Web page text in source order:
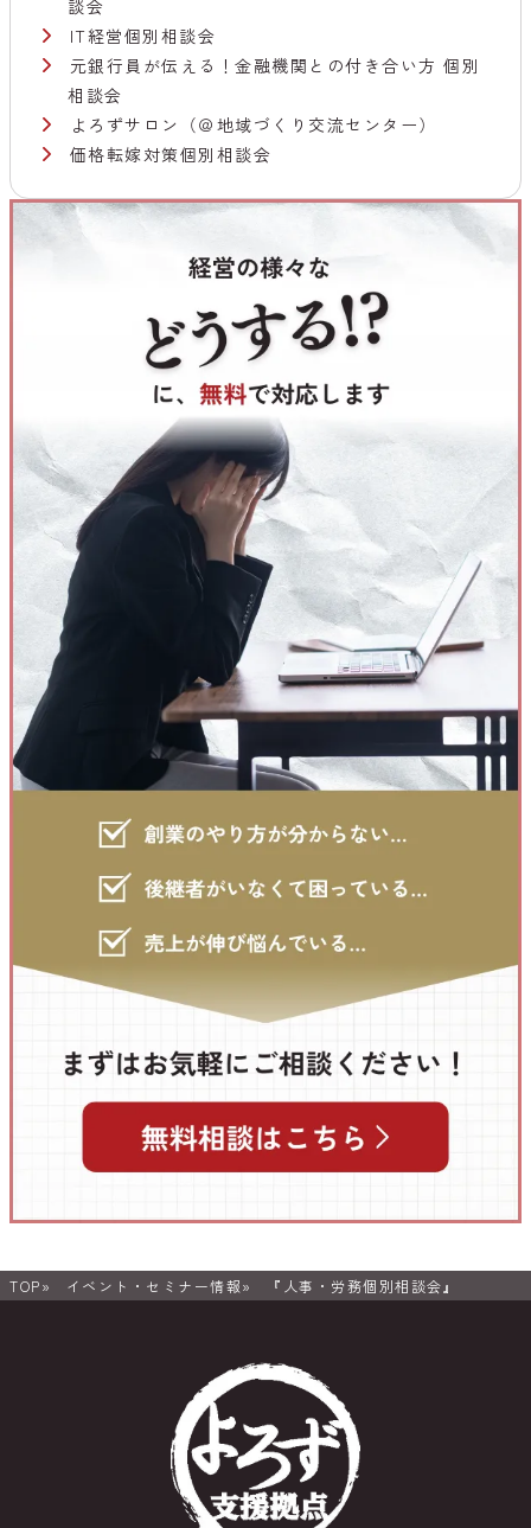
談会
IT経営個別相談会
元銀行員が伝える！金融機関との付き合い方 個別
相談会
よろずサロン（＠地域づくり交流センター）
価格転嫁対策個別相談会
TOP イベント・セミナー情報 『人事・労務個別相談会』